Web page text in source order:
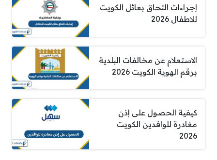
إجراءات التحاق بعائل الكويت
للاطفال 2026
الاستعلام عن مخالفات البلدية
برقم الهوية الكويت 2026
كيفية الحصول على إذن
مغادرة للوافدين الكويت
2026